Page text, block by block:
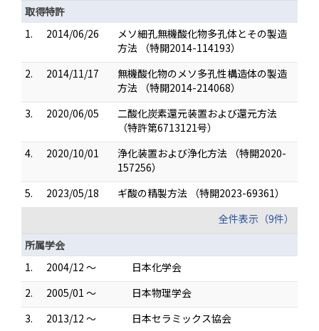
取得特許
1.
2014/06/26
メソ細孔無機酸化物多孔体とその製造
方法 （特開2014-114193）
2.
2014/11/17
無機酸化物のメソ多孔性構造体の製造
方法 （特開2014-214068）
3.
2020/06/05
二酸化炭素還元装置および還元方法
（特許第6713121号）
4.
2020/10/01
浄化装置および浄化方法 （特開2020-
157256）
5.
2023/05/18
ギ酸の精製方法 （特開2023-69361）
全件表示（9件）
所属学会
1.
2004/12 ～
日本化学会
2.
2005/01 ～
日本物理学会
3.
2013/12 ～
日本セラミックス協会